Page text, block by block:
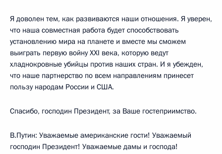
Я доволен тем, как развиваются наши отношения. Я уверен,
что наша совместная работа будет способствовать
установлению мира на планете и вместе мы сможем
выиграть первую войну XXI века, которую ведут
хладнокровные убийцы против наших стран. И я убежден,
что наше партнерство по всем направлениям принесет
пользу народам России и США.
Спасибо, господин Президент, за Ваше гостеприимство.
В.Путин: Уважаемые американские гости! Уважаемый
господин Президент! Уважаемые дамы и господа!